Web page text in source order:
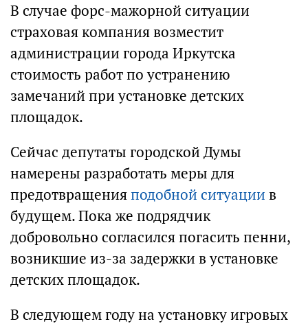
В случае форс-мажорной ситуации
страховая компания возместит
администрации города Иркутска
стоимость работ по устранению
замечаний при установке детских
площадок.
Сейчас депутаты городской Думы
намерены разработать меры для
предотвращенияподобной ситуации в
будущем. Пока же подрядчик
добровольно согласился погасить пенни,
возникшие из-за задержки в установке
детских площадок.
В следующем году на установку игровых